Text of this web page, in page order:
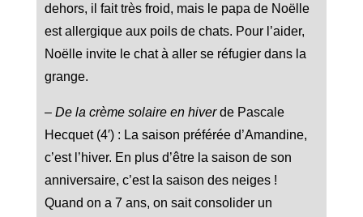
dehors, il fait très froid, mais le papa de Noëlle
est allergique aux poils de chats. Pour l’aider,
Noëlle invite le chat à aller se réfugier dans la
grange.
– De la crème solaire en hiverde Pascale
Hecquet (4′) : La saison préférée d’Amandine,
c’est l’hiver. En plus d’être la saison de son
anniversaire, c’est la saison des neiges !
Quand on a 7 ans, on sait consolider un